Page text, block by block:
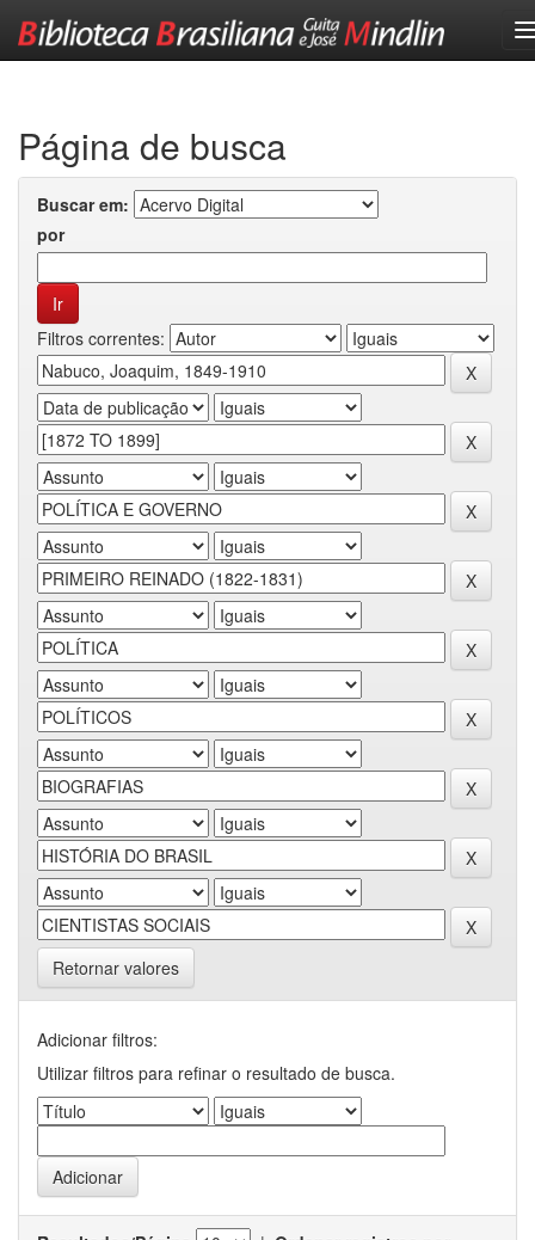
Página de busca
Buscar em:
por
Filtros correntes:
Retornar valores
Adicionar filtros:
Utilizar filtros para refinar o resultado de busca.